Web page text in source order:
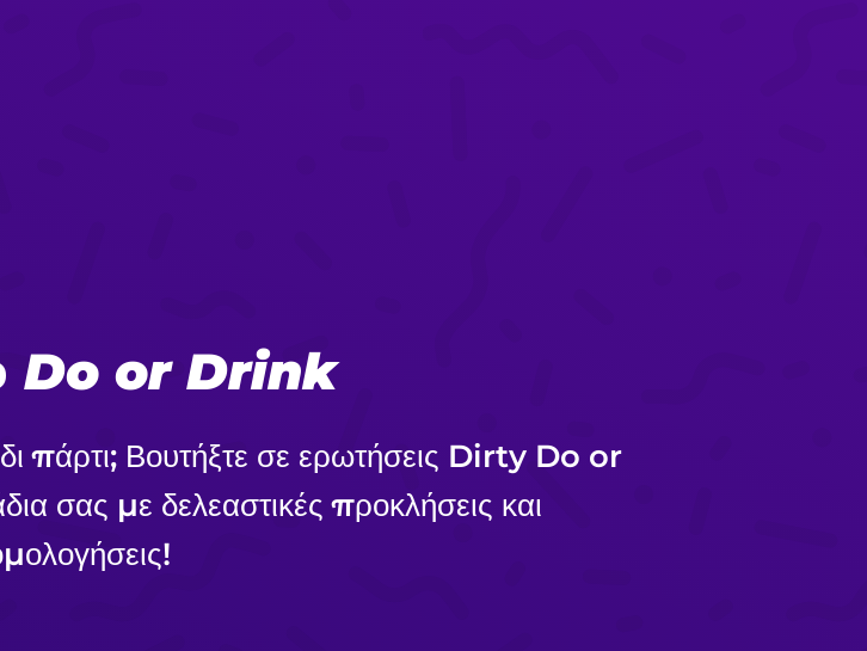
Do or Drink
πάρτι; Βουτήξτε σε ερωτήσεις Dirty Do or
σας με δελεαστικές προκλήσεις και